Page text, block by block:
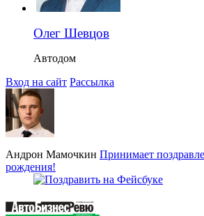
Олег Шевцов
Автодом
Вход на сайт Рассылка
Андрон Мамочкин Принимает
рождения!